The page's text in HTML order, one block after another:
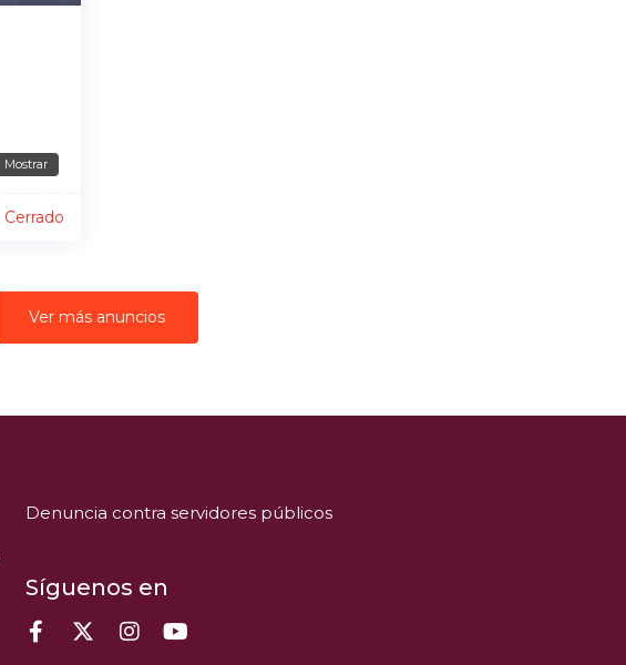
Mostrar
Cerrado
Ver más anuncios
Denuncia contra servidores públicos
Síguenos en